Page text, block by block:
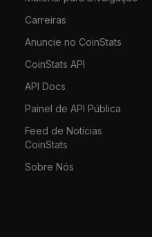
Carreiras
Anuncie no CoinStats
CoinStats API
API Docs
Painel de API Pública
Feed de Notícias
CoinStats
Sobre Nós